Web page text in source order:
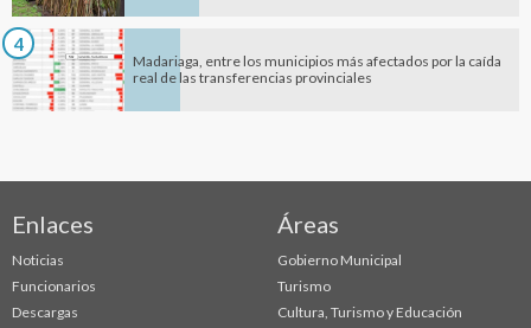
4
Madariaga, entre los municipios más afectados por la caída
real de las transferencias provinciales
Enlaces
Noticias
Funcionarios
Descargas
Áreas
Gobierno Municipal
Turismo
Cultura, Turismo y Educación